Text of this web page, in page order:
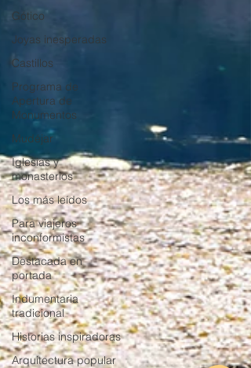
Gótico
Joyas inesperadas
Castillos
Programa de
Apertura de
Monumentos
Mudéjar
Iglesias y
monasterios
Los más leídos
Para viajeros
inconformistas
Destacada en
portada
Indumentaria
tradicional
Historias inspiradoras
Arquitectura popular